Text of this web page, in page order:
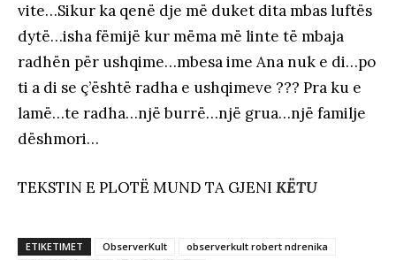
vite…Sikur ka qenë dje më duket dita mbas luftës
dytë…isha fëmijë kur mëma më linte të mbaja
radhën për ushqime…mbesa ime Ana nuk e di…po
ti a di se ç’është radha e ushqimeve ??? Pra ku e
lamë…te radha…një burrë…një grua…një familje
dëshmori…
TEKSTIN E PLOTË MUND TA GJENI KËTU
ETIKETIMET ObserverKult
observerkult robert ndrenika